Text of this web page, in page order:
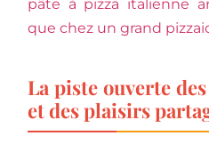
pâte à pizza italienne
que chez un grand
La piste ouverte
et des plaisirs